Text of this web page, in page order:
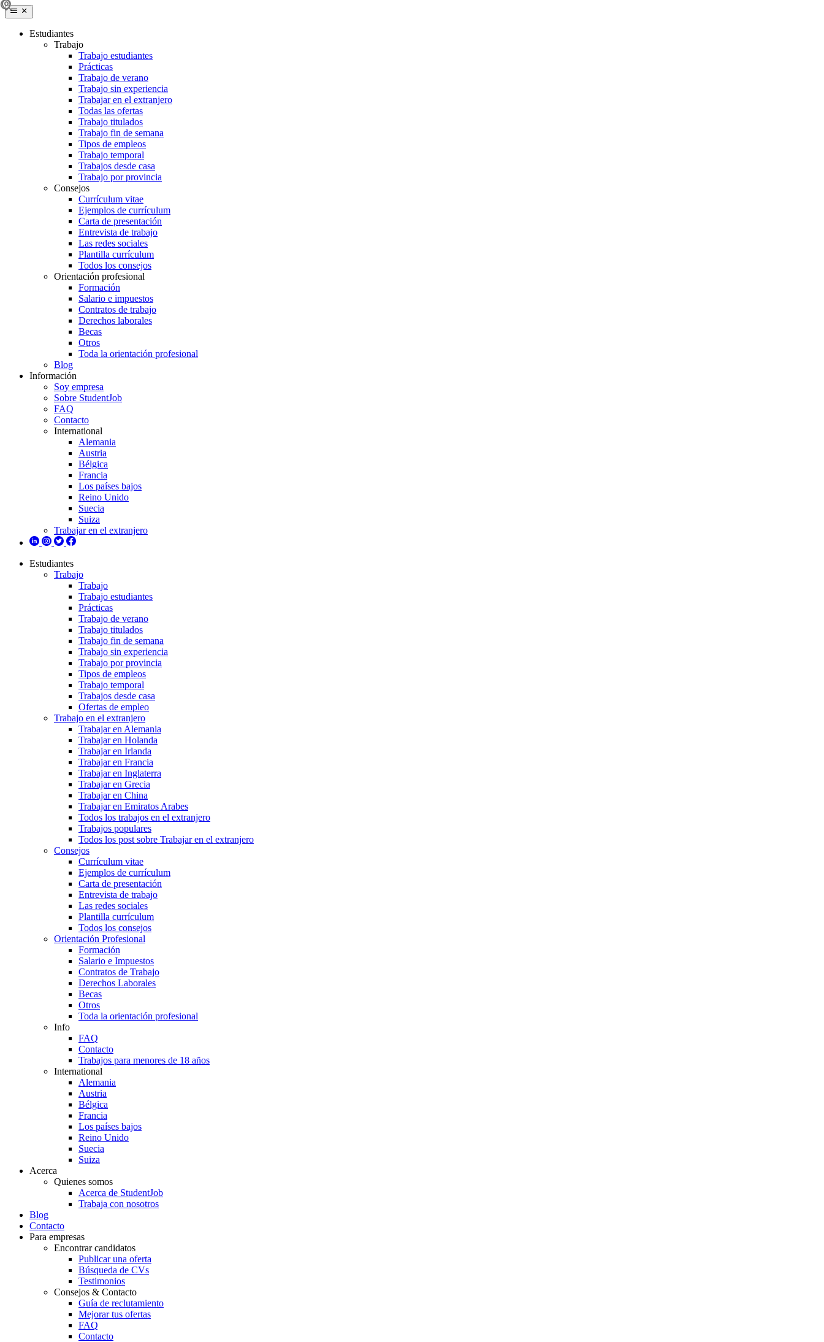
Estudiantes
Trabajo
Trabajo estudiantes
Prácticas
Trabajo de verano
Trabajo sin experiencia
Trabajar en el extranjero
Todas las ofertas
Trabajo titulados
Trabajo fin de semana
Tipos de empleos
Trabajo temporal
Trabajos desde casa
Trabajo por provincia
Consejos
Currículum vitae
Ejemplos de currículum
Carta de presentación
Entrevista de trabajo
Las redes sociales
Plantilla currículum
Todos los consejos
Orientación profesional
Formación
Salario e impuestos
Contratos de trabajo
Derechos laborales
Becas
Otros
Toda la orientación profesional
Blog
Información
Soy empresa
Sobre StudentJob
FAQ
Contacto
International
Alemania
Austria
Bélgica
Francia
Los países bajos
Reino Unido
Suecia
Suiza
Trabajar en el extranjero
Estudiantes
Trabajo
Trabajo
Trabajo estudiantes
Prácticas
Trabajo de verano
Trabajo titulados
Trabajo fin de semana
Trabajo sin experiencia
Trabajo por provincia
Tipos de empleos
Trabajo temporal
Trabajos desde casa
Ofertas de empleo
Trabajo en el extranjero
Trabajar en Alemania
Trabajar en Holanda
Trabajar en Irlanda
Trabajar en Francia
Trabajar en Inglaterra
Trabajar en Grecia
Trabajar en China
Trabajar en Emiratos Arabes
Todos los trabajos en el extranjero
Trabajos populares
Todos los post sobre Trabajar en el extranjero
Consejos
Currículum vitae
Ejemplos de currículum
Carta de presentación
Entrevista de trabajo
Las redes sociales
Plantilla currículum
Todos los consejos
Orientación Profesional
Formación
Salario e Impuestos
Contratos de Trabajo
Derechos Laborales
Becas
Otros
Toda la orientación profesional
Info
FAQ
Contacto
Trabajos para menores de 18 años
International
Alemania
Austria
Bélgica
Francia
Los países bajos
Reino Unido
Suecia
Suiza
Acerca
Quienes somos
Acerca de StudentJob
Trabaja con nosotros
Blog
Contacto
Para empresas
Encontrar candidatos
Publicar una oferta
Búsqueda de CVs
Testimonios
Consejos & Contacto
Guía de reclutamiento
Mejorar tus ofertas
FAQ
Contacto